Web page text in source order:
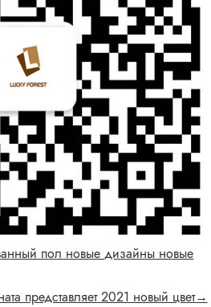
пол новые дизайны новые
представляет 2021 новый цвет→